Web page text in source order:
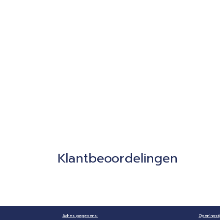
Klantbeoordelingen
Adres gegevens: